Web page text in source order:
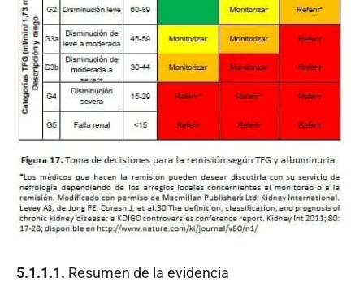
5.1.1.1. Resumen de la evidencia